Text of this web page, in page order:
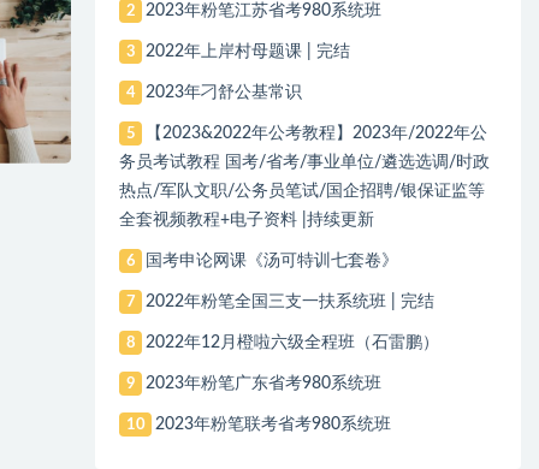
2 2023年粉笔江苏省考980系统班
3 2022年上岸村母题课 | 完结
4 2023年刁舒公基常识
5
【2023&2022年公考教程】2023年/2022年公
务员考试教程 国考/省考/事业单位/遴选选调/时政
热点/军队文职/公务员笔试/国企招聘/银保证监等
全套视频教程+电子资料 |持续更新
6 国考申论网课《汤可特训七套卷》
7 2022年粉笔全国三支一扶系统班 | 完结
8 2022年12月橙啦六级全程班（石雷鹏）
9 2023年粉笔广东省考980系统班
10 2023年粉笔联考省考980系统班